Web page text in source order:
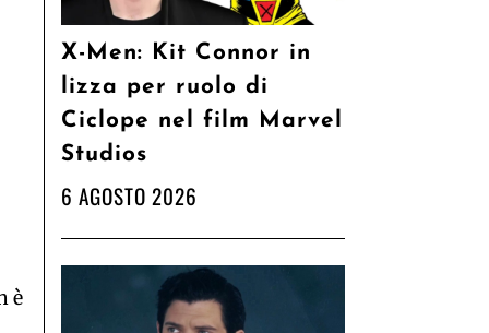
è
X-Men: Kit Connor in
lizza per ruolo di
Ciclope nel film Marvel
Studios
6 AGOSTO 2026